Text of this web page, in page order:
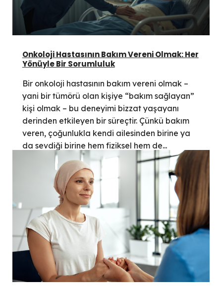
Onkoloji Hastasının Bakım Vereni Olmak: Her
Yönüyle Bir Sorumluluk
Bir onkoloji hastasının bakım vereni olmak –
yani bir tümörü olan kişiye “bakım sağlayan”
kişi olmak – bu deneyimi bizzat yaşayanı
derinden etkileyen bir süreçtir. Çünkü bakım
veren, çoğunlukla kendi ailesinden birine ya
da sevdiği birine hem fiziksel hem de...